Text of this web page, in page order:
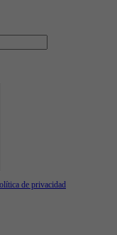
de privacidad